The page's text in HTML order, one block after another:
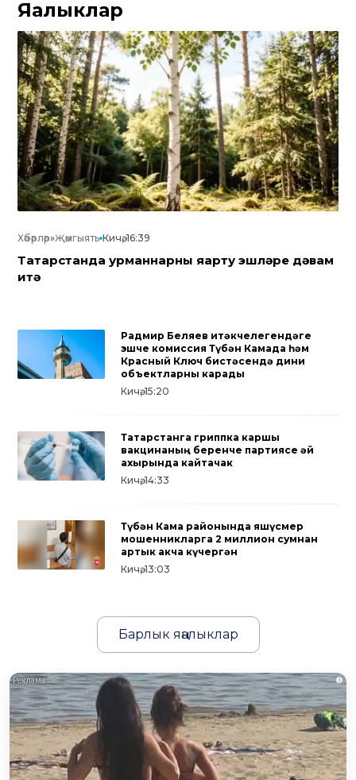
Яңалыклар
Хәбәрләр»Җәмгыять Кичә, 16:39
Татарстанда урманнарны яңарту эшләре дәвам
итә
Радмир Беляев җитәкчелегендәге
эшче комиссия Түбән Камада һәм
Красный Ключ бистәсендә дини
объектларны карады
Кичә, 15:20
Татарстанга гриппка каршы
вакцинаның беренче партиясе җәй
ахырында кайтачак
Кичә, 14:33
Түбән Кама районында яшүсмер
мошенникларга 2 миллион сумнан
артык акча күчергән
Кичә, 13:03
Барлык яңалыклар
i